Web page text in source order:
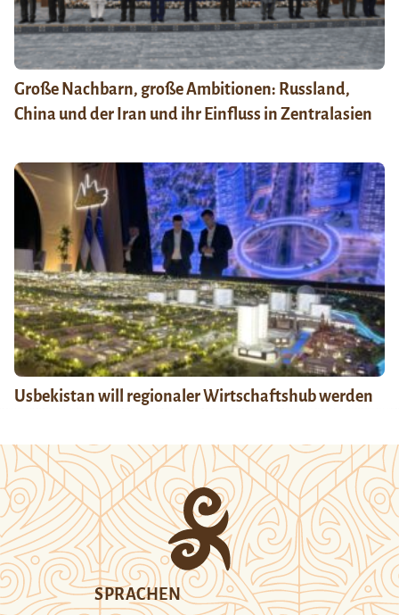
Große Nachbarn, große Ambitionen: Russland,
China und der Iran und ihr Einfluss in Zentralasien
Usbekistan will regionaler Wirtschaftshub werden
SPRACHEN